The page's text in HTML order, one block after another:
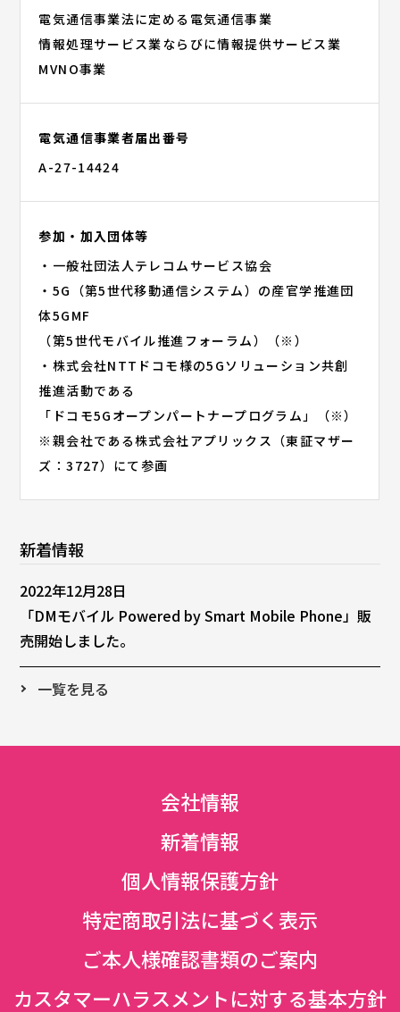
電気通信事業法に定める電気通信事業
情報処理サービス業ならびに情報提供サービス業
MVNO事業
電気通信事業者届出番号
A-27-14424
参加・加入団体等
・一般社団法人テレコムサービス協会
・5G（第5世代移動通信システム）の産官学推進団
体5GMF
（第5世代モバイル推進フォーラム）（※）
・株式会社NTTドコモ様の5Gソリューション共創
推進活動である
「ドコモ5Gオープンパートナープログラム」（※）
※親会社である株式会社アプリックス（東証マザー
ズ：3727）にて参画
新着情報
2022年12月28日
「DMモバイル Powered by Smart Mobile Phone」販
売開始しました。
一覧を見る
会社情報
新着情報
個人情報保護方針
特定商取引法に基づく表示
ご本人様確認書類のご案内
カスタマーハラスメントに対する基本方針